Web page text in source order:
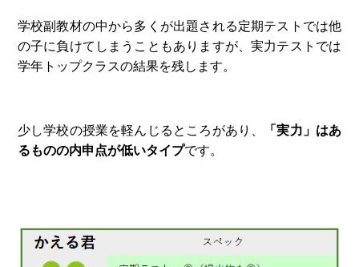
学校副教材の中から多くが出題される定期テストでは他
の子に負けてしまうこともありますが、実力テストでは
学年トップクラスの結果を残します。
少し学校の授業を軽んじるところがあり、
「実力」はあ
るものの内申点が低いタイプです。